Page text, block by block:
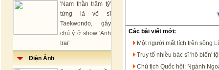
'Nam thần trăm tỷ'
từng là võ sĩ
Taekwondo, gây
chú ý ở show 'Anh
trai'
Điện Ảnh
Các bài viết mới:
Một người mất tích trên sông
Truy tố nhiều bác sĩ 'hô biến'
Chủ tịch Quốc hội: Ngành